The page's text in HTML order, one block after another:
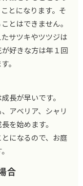
ことになります。そ
とはできません。
サツキやツツジは
好きな方は年１回
。
長が早いです。
アベリア、シャリ
を始めます。
になるので、お庭
合